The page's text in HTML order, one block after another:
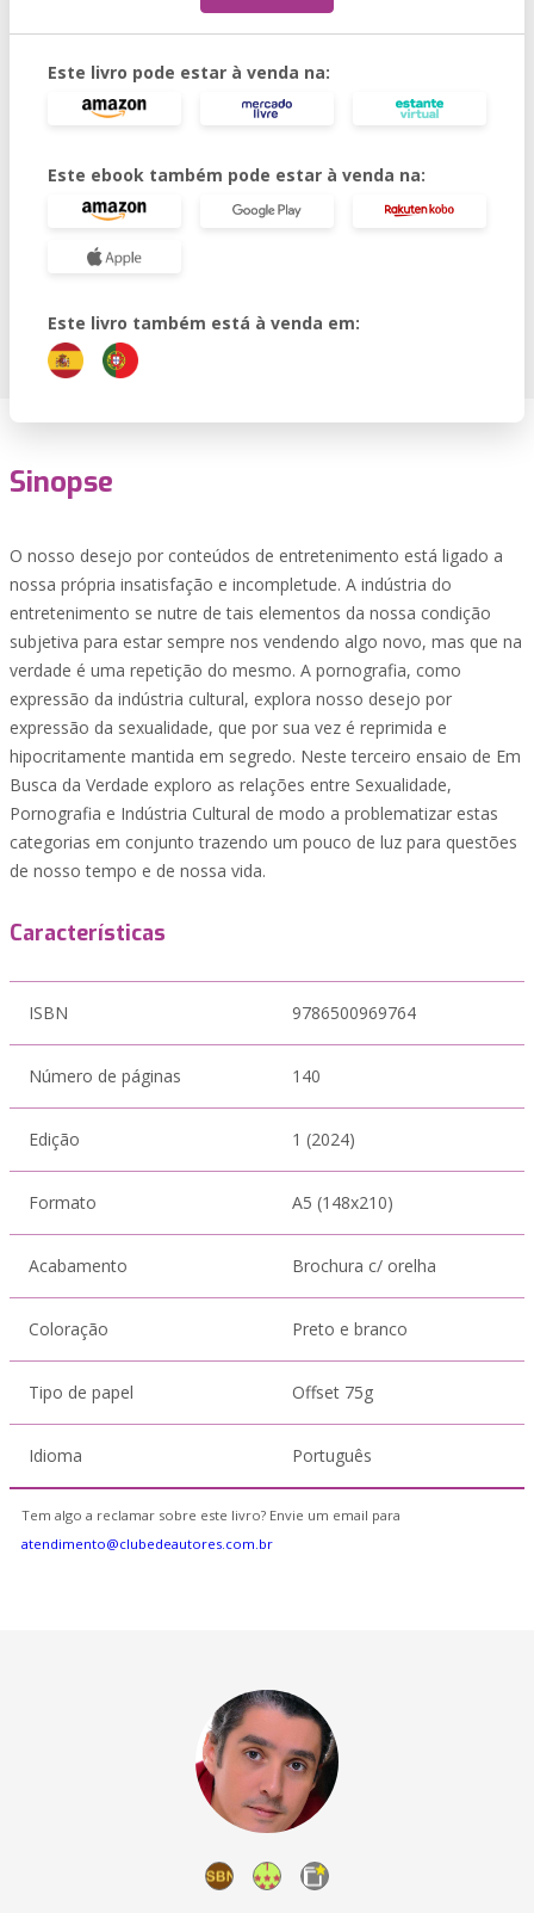
Este livro pode estar à venda na:
Este ebook também pode estar à venda na:
Este livro também está à venda em:
Sinopse
O nosso desejo por conteúdos de entretenimento está ligado a
nossa própria insatisfação e incompletude. A indústria do
entretenimento se nutre de tais elementos da nossa condição
subjetiva para estar sempre nos vendendo algo novo, mas que na
verdade é uma repetição do mesmo. A pornografia, como
expressão da indústria cultural, explora nosso desejo por
expressão da sexualidade, que por sua vez é reprimida e
hipocritamente mantida em segredo. Neste terceiro ensaio de Em
Busca da Verdade exploro as relações entre Sexualidade,
Pornografia e Indústria Cultural de modo a problematizar estas
categorias em conjunto trazendo um pouco de luz para questões
de nosso tempo e de nossa vida.
Características
ISBN 9786500969764
Número de páginas 140
Edição 1 (2024)
Formato A5 (148x210)
Acabamento Brochura c/ orelha
Coloração Preto e branco
Tipo de papel Offset 75g
Idioma Português
Tem algo a reclamar sobre este livro? Envie um email para
atendimento@clubedeautores.com.br